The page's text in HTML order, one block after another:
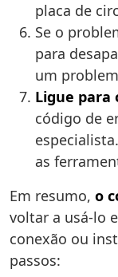
placa de
Se o
para
um
Ligue para
código de
as
Em resumo, o
voltar a usá-lo
conexão ou
passos: